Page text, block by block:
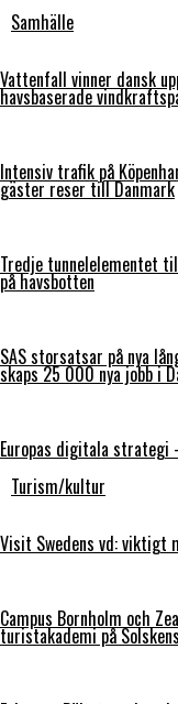
Samhälle
Vattenfall vinner dansk
havsbaserade
Intensiv trafik på
gäster reser till Danmark
Tredje tunnelelementet
på havsbotten
SAS storsatsar på nya
skaps 25 000 nya jobb i
Europas digitala strategi
Turism/kultur
Visit Swedens vd:
Campus Bornholm och
turistakademi på